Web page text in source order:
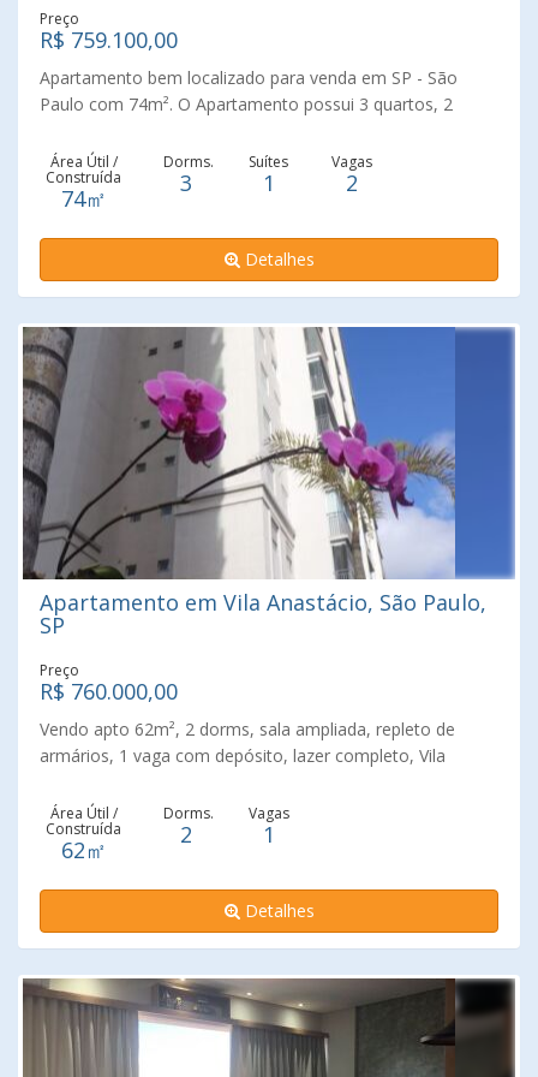
Preço
R$ 759.100,00
Apartamento bem localizado para venda em SP - São
Paulo com 74m². O Apartamento possui 3 quartos, 2
piscina, elevador, bicicletário, brinquedoteca, playground,
salão de festas, churrasqueira no condomínio, espaço pet,
academia, quadra poli esportiva e salão de jogos. O
imóvel é equipado com área de serviço, armarios, sacada,
varanda gourmet e ar-condicionado.
Área Útil /
Construída
74㎡
Dorms.
3
Suítes
1
Vagas
2
Detalhes
Apartamento em Vila Anastácio, São Paulo,
SP
Preço
R$ 760.000,00
Vendo apto 62m², 2 dorms, sala ampliada, repleto de
armários, 1 vaga com depósito, lazer completo, Vila
Área Útil /
Construída
62㎡
Dorms.
2
Vagas
1
Detalhes